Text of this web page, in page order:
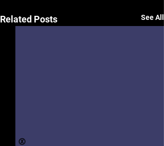
Related Posts See All
Ⓧ